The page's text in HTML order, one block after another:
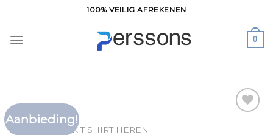
inhoud
100% VEILIG AFREKENEN
0
Aanbieding!
HOME MERK T SHIRT HEREN